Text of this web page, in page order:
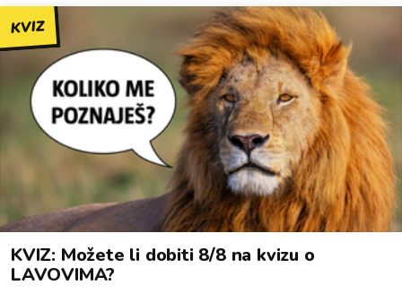
KVIZ
KVIZ: Možete li dobiti 8/8 na kvizu o
LAVOVIMA?